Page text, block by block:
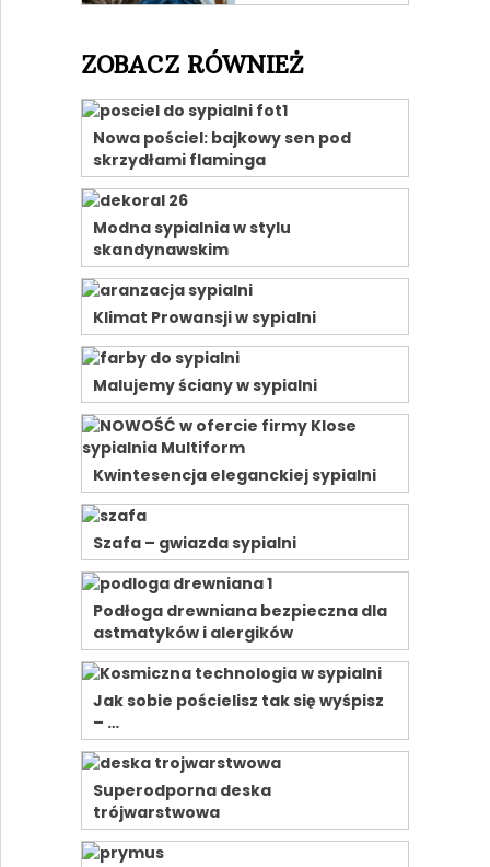
ZOBACZ RÓWNIEŻ
Nowa pościel: bajkowy sen pod
skrzydłami flaminga
Modna sypialnia w stylu
skandynawskim
Klimat Prowansji w sypialni
Malujemy ściany w sypialni
Kwintesencja eleganckiej sypialni
Szafa – gwiazda sypialni
Podłoga drewniana bezpieczna dla
astmatyków i alergików
Jak sobie pościelisz tak się wyśpisz
– …
Superodporna deska
trójwarstwowa